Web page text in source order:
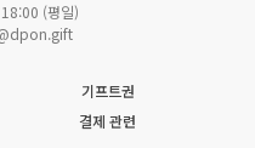
(평일)
기프트권
결제 관련